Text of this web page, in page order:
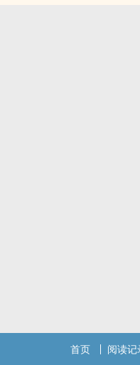
首页 阅读记